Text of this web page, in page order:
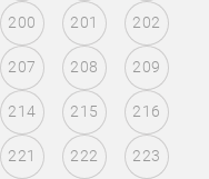
200 201 202
207 208 209
214 215 216
221 222 223